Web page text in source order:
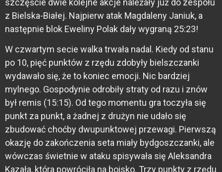
szczęście dwie kolejne akcje należały już do zespołu
z Bielska-Białej. Najpierw atak Magdaleny Janiuk, a
następnie blok Eweliny Polak dały wygraną 25:23!
W czwartym secie walka trwała nadal. Kiedy od stanu
po 10, pięć punktów z rzędu zdobyły bielszczanki
wydawało się, że to koniec emocji. Nic bardziej
mylnego. Gospodynie odrobiły straty od razu i znów
był remis (15:15). Od tego momentu gra toczyła się
punkt za punkt, a żadnej z drużyn nie udało się
zbudować choćby dwupunktowej przewagi. Pierwszą
okazję do zakończenia seta miały bydgoszczanki, ale
wówczas świetnie w ataku spisywała się Aleksandra
Kazała, która powróciła na boisko. Trzy punkty z rzędu